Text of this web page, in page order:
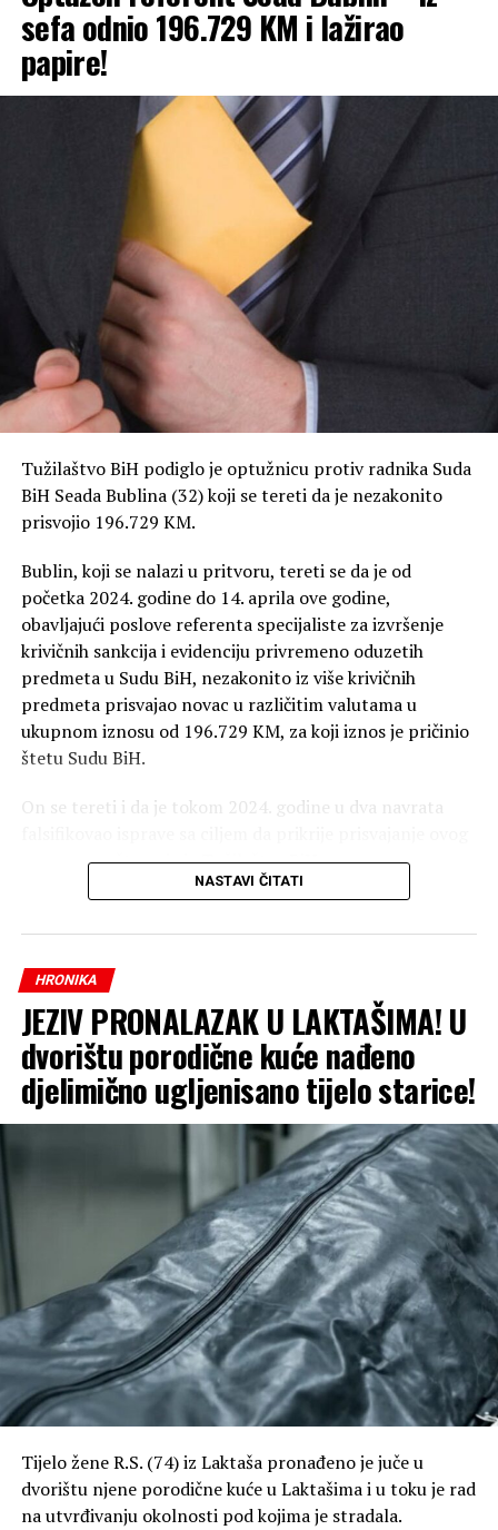
Optuženi je, kako je navedeno, prišao njenom stolu i
polio je koka-kolom.
Nakon toga je, prema istim navodima, oštećena
pocijepala njegovu majicu, a potom zajedno sa
prijateljicom otišla u Policijsku stanicu Trebinje, gdje je
Tužilaštvo smatra da je osumnjičeni takvim ponašanjem
drskim i bezobzirnim postupanjem ugrozio spokojstvo
člana svoje porodice, zbog čega je protiv njega
podignuta optužnica.
sefa odnio 196.729 KM i lažirao
papire!
Tužilaštvo BiH podiglo je optužnicu protiv radnika Suda
BiH Seada Bublina (32) koji se tereti da je nezakonito
prisvojio 196.729 KM.
Bublin, koji se nalazi u pritvoru, tereti se da je od
početka 2024. godine do 14. aprila ove godine,
obavljajući poslove referenta specijaliste za izvršenje
krivičnih sankcija i evidenciju privremeno oduzetih
predmeta u Sudu BiH, nezakonito iz više krivičnih
predmeta prisvajao novac u različitim valutama u
ukupnom iznosu od 196.729 KM, za koji iznos je pričinio
štetu Sudu BiH.
On se tereti i da je tokom 2024. godine u dva navrata
novca, saopšteno je iz Tužilaštva BiH.
u službi, te krivično djelo falsifikovanje isprave.
NASTAVI ČITATI
HRONIKA
JEZIV PRONALAZAK U LAKTAŠIMA! U
dvorištu porodične kuće nađeno
djelimično ugljenisano tijelo starice!
Tijelo žene R.S. (74) iz Laktaša pronađeno je juče u
dvorištu njene porodične kuće u Laktašima i u toku je rad
na utvrđivanju okolnosti pod kojima je stradala.